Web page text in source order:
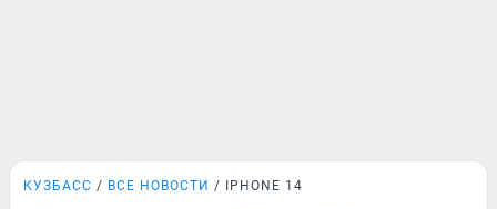
КУЗБАСС ВСЕ НОВОСТИ IPHONE 14